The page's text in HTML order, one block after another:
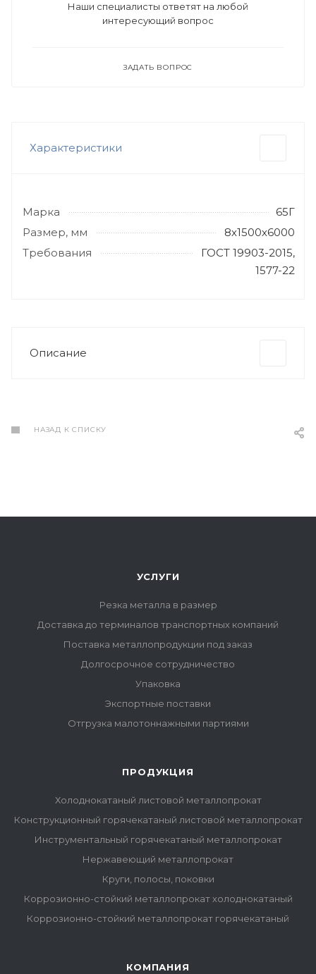
Наши специалисты ответят на любой
интересующий вопрос
ЗАДАТЬ ВОПРОС
Характеристики
Марка
65Г
Размер, мм
8х1500х6000
Требования
ГОСТ 19903-2015,
1577-22
Описание
НАЗАД К СПИСКУ
УСЛУГИ
Резка металла в размер
Доставка до терминалов транспортных компаний
Поставка металлопродукции под заказ
Долгосрочное сотрудничество
Упаковка
Экспортные поставки
Отгрузка малотоннажными партиями
ПРОДУКЦИЯ
Холоднокатаный листовой металлопрокат
Конструкционный горячекатаный листовой металлопрокат
Инструментальный горячекатаный металлопрокат
Нержавеющий металлопрокат
Круги, полосы, поковки
Коррозионно-стойкий металлопрокат холоднокатаный
Коррозионно-стойкий металлопрокат горячекатаный
КОМПАНИЯ